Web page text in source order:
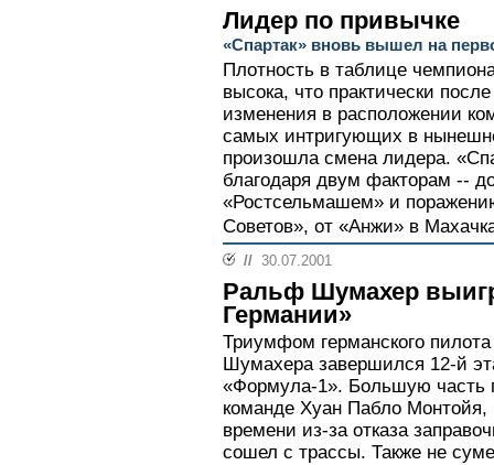
Лидер по привычке
«Спартак» вновь вышел на
Плотность в таблице
высока, что практически
изменения в расположении
самых интригующих в
произошла смена лидера.
благодаря двум факторам --
«Ростсельмашем» и
Советов», от «Анжи» в
// 30.07.2001
Ральф Шумахер
Германии»
Триумфом германского
Шумахера завершился 12-й
«Формула-1». Большую часть
команде Хуан Пабло Монтойя,
времени из-за отказа
сошел с трассы. Также не